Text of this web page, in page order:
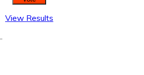
View Results